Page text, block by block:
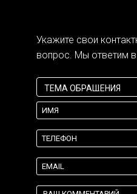
Укажите свои
вопрос. Мы ответим